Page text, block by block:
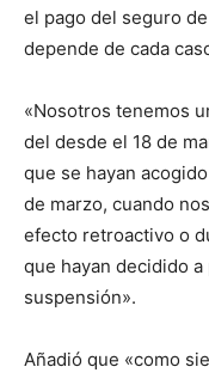
el pago del seguro
depende de cada
«Nosotros tenemos
del desde el 18 de
que se hayan
de marzo, cuando
efecto retroactivo o
que hayan decidido
suspensión».
Añadió que «como